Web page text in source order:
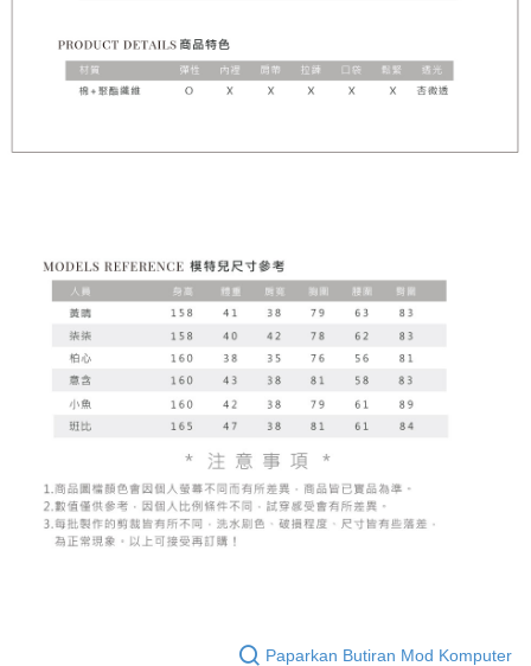
Paparkan Butiran Mod Komputer